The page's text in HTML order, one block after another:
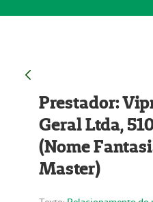
Prestador:
Geral Ltda,
(Nome
Master)